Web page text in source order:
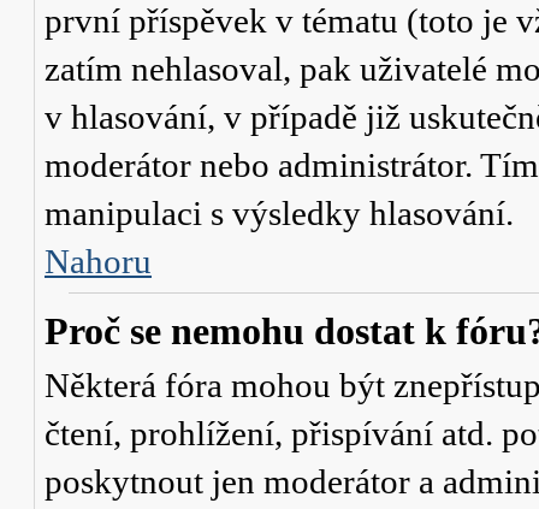
první příspěvek v tématu (toto je
zatím nehlasoval, pak uživatelé
v hlasování, v případě již
moderátor nebo administrátor.
manipulaci s výsledky hlasování.
Nahoru
Proč se nemohu dostat k
Některá fóra mohou být
čtení, prohlížení, přispívání atd.
poskytnout jen moderátor a